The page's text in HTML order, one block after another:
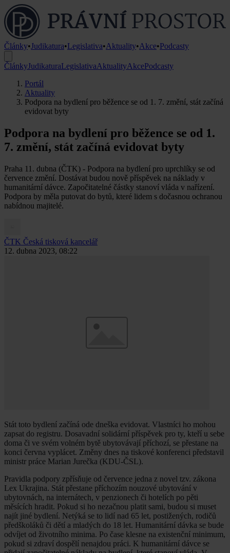
Články•Judikatura•Legislativa•Aktuality•Akce•Podcasty
ČlánkyJudikaturaLegislativaAktualityAkcePodcasty
Portál
Aktuality
Podpora na bydlení pro běžence se od 1. 7. změní, stát začíná
evidovat byty
Podpora na bydlení pro běžence se od 1.
7. změní, stát začíná evidovat byty
Praha 11. dubna (ČTK) - Podpora na bydlení pro uprchlíky se od
července změní. Dostávat budou nově příspěvek na náklady v
humanitární dávce. Započitatelné částky stanoví vláda v nařízení.
Podpora by měla putovat do bytů, které lidem s dočasnou ochranou
nabídnou majitelé.
ČTK Česká tisková kancelář
12. dubna 2023, 08:22
Stát toto bydlení začíná ode dneška evidovat. Vlastníci ho mohou
zapsat do registru. Dosavadní solidární příspěvek pro ty, kteří u sebe
doma či ve svém volném bytě ubytovávají příchozí, se přestane na
konci června vyplácet. Změny dnes na tiskové konferenci představil
ministr práce Marian Jurečka (KDU-ČSL).
Pravidla podpory zpřísňuje od července jedna z novel tzv. zákona
Lex Ukrajina. Stát přestane příchozím nouzové ubytování v
ubytovnách, na internátech, v penzionech či hotelích po pěti
měsících hradit. Pokud si ho nezačnou platit sami, budou si muset
najít jiné bydlení. Netýká se to lidí nad 65 let, postižených, rodičů
předškoláků či dětí a mladých do 18 let. Humanitární dávka se bude
odvíjet od životního minima. Po čase klesne na existenční minimum,
pokud si zdraví dospělí nenajdou práci. K humanitární dávce se